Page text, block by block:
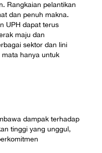
Rangkaian pelantikan
dan penuh makna.
UPH dapat terus
maju dan
sektor dan lini
hanya untuk
dampak terhadap
tinggi yang unggul,